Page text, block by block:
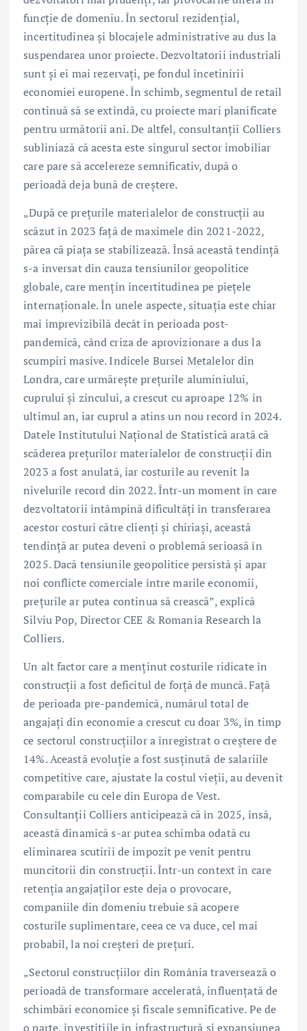
funcție de domeniu. În sectorul rezidențial,
incertitudinea și blocajele administrative au dus la
suspendarea unor proiecte. Dezvoltatorii industriali
sunt și ei mai rezervați, pe fondul încetinirii
economiei europene. În schimb, segmentul de retail
continuă să se extindă, cu proiecte mari planificate
pentru următorii ani. De altfel, consultanții Colliers
subliniază că acesta este singurul sector imobiliar
care pare să accelereze semnificativ, după o
perioadă deja bună de creștere.
„După ce prețurile materialelor de construcții au
scăzut în 2023 față de maximele din 2021-2022,
părea că piața se stabilizează. Însă această tendință
s-a inversat din cauza tensiunilor geopolitice
globale, care mențin incertitudinea pe piețele
internaționale. În unele aspecte, situația este chiar
mai imprevizibilă decât în perioada post-
pandemică, când criza de aprovizionare a dus la
scumpiri masive. Indicele Bursei Metalelor din
Londra, care urmărește prețurile aluminiului,
cuprului și zincului, a crescut cu aproape 12% în
ultimul an, iar cuprul a atins un nou record în 2024.
Datele Institutului Național de Statistică arată că
scăderea prețurilor materialelor de construcții din
2023 a fost anulată, iar costurile au revenit la
nivelurile record din 2022. Într-un moment în care
dezvoltatorii întâmpină dificultăți în transferarea
acestor costuri către clienți și chiriași, această
tendință ar putea deveni o problemă serioasă în
2025. Dacă tensiunile geopolitice persistă și apar
noi conflicte comerciale între marile economii,
prețurile ar putea continua să crească”, explică
Silviu Pop, Director CEE & Romania Research la
Colliers.
Un alt factor care a menținut costurile ridicate în
construcții a fost deficitul de forță de muncă. Față
de perioada pre-pandemică, numărul total de
angajați din economie a crescut cu doar 3%, în timp
ce sectorul construcțiilor a înregistrat o creștere de
14%. Această evoluție a fost susținută de salariile
competitive care, ajustate la costul vieții, au devenit
comparabile cu cele din Europa de Vest.
Consultanții Colliers anticipează că în 2025, însă,
această dinamică s-ar putea schimba odată cu
eliminarea scutirii de impozit pe venit pentru
muncitorii din construcții. Într-un context în care
retenția angajaților este deja o provocare,
companiile din domeniu trebuie să acopere
costurile suplimentare, ceea ce va duce, cel mai
probabil, la noi creșteri de prețuri.
„Sectorul construcțiilor din România traversează o
perioadă de transformare accelerată, influențată de
schimbări economice și fiscale semnificative. Pe de
o parte, investițiile în infrastructură și expansiunea